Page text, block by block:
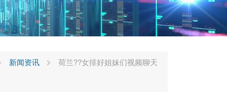
新闻资讯 荷兰??女排好姐妹们视频聊天